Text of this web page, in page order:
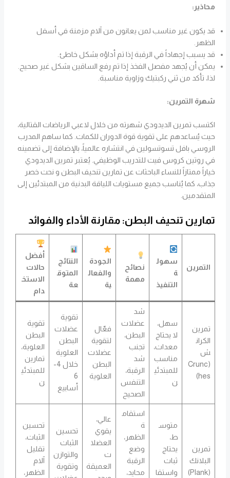
محاذير:
قد يكون غير مناسب لمن يعانون من آلام مزمنة في أسفل
الظهر.
قد يسبب إجهاداً في الرقبة إذا تم أداؤه بشكل خاطئ.
يمكن أن يُجهد مفصل الفخذ إذا تم رفع الساقين بشكل غير صحيح.
لذا، تأكد من ثني ركبتيك وزاوية مناسبة.
شهرة التمرين:
اكتسب تمرين الديدودي شهرته من خلال لاعبي الرياضات القتالية،
حيث يُساعدهم على تقوية قوة الدوران للكمات. كما ساهم المدرب
الروسي بافل تسوتسولين في انتشاره عالمياً، بالإضافة إلى تضمينه
في روتين كروس فيت للتدريب الوظيفي. يُعتبر تمرين الديدودي
خياراً ممتازاً للنساء الباحثات عن تمارين تنحيف البطن و نحت خصر
جذاب، كما يُناسب جميع مستويات اللياقة البدنية من المبتدئين إلى
المتقدمين.
تمارين تنحيف البطن: مقارنة الأداء والفوائد
التمرين
سهول
ة
التنفيذ
نصائح
مهمة
الجودة
والفعال
ية
النتائج
المتوق
عة
أفضل
حالات
الاستخ
دام
تمرين
الكران
ش
(Crunc
hes)
سهل،
لا يحتاج
معدات،
مناسب
للمبتدئي
ن
شد
عضلات
البطن،
تجنب
شد
الرقبة،
التنفس
الصحيح
فعّال
لتقوية
عضلات
البطن
العلوية
تقوية
عضلات
البطن
العلوية
خلال 4-
6
أسابيع
تقوية
البطن
العلوية،
تمارين
للمبتدئي
ن
تمرين
البلانك
(Plank)
متوس
ط،
يحتاج
ثبات
واستقا
استقام
ة
الظهر،
وضع
الرقبة
محايد،
عالي،
يقوي
العضلا
ت
العميقة
تحسين
الثبات
والتوازن
وتقوية
تحسين
الثبات،
تقليل
آلام
الظهر،